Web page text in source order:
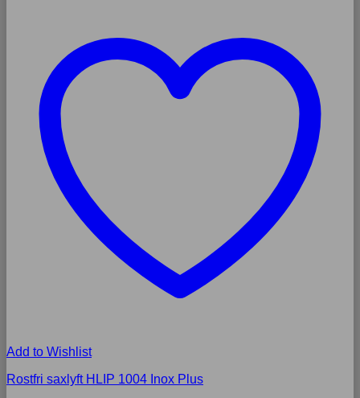
Add to Wishlist
Rostfri saxlyft HLIP 1004 Inox Plus